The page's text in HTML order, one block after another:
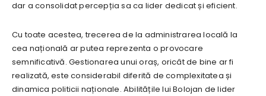
dar a consolidat percepția sa ca lider dedicat și eficient.
Cu toate acestea, trecerea de la administrarea locală la
cea națională ar putea reprezenta o provocare
semnificativă. Gestionarea unui oraș, oricât de bine ar fi
realizată, este considerabil diferită de complexitatea și
dinamica politicii naționale. Abilitățile lui Bolojan de lider